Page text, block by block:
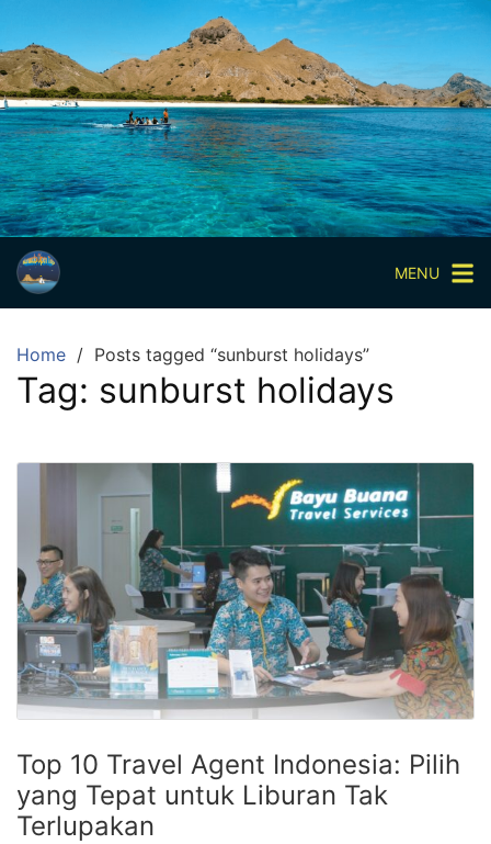
content
Paket
Wisata
Sharing
Trip
Komodo
Paket
Wisata
Open
Pulau
Komodo
Malam,
2
Hari
1
Malam
1
Hari
Penuh
MENU
Home Posts tagged “sunburst holidays”
Tag: sunburst holidays
Top 10 Travel Agent Indonesia: Pilih
yang Tepat untuk Liburan Tak
Terlupakan